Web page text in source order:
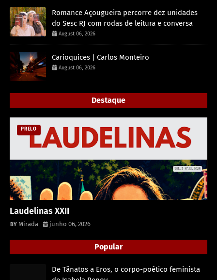
Romance Açougueira percorre dez unidades
do Sesc RJ com rodas de leitura e conversa
August 06, 2026
Carioquices | Carlos Monteiro
August 06, 2026
Destaque
PRELO
Laudelinas XXII
Mirada junho 06, 2026
Popular
De Tânatos a Eros, o corpo-poético feminista